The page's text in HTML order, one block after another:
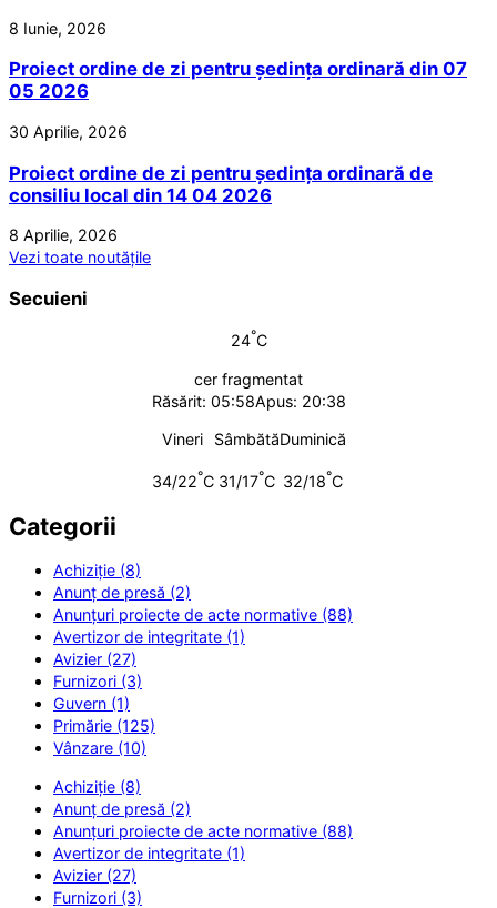
8 Iunie, 2026
Proiect ordine de zi pentru ședința ordinară din 07
05 2026
30 Aprilie, 2026
Proiect ordine de zi pentru ședința ordinară de
consiliu local din 14 04 2026
8 Aprilie, 2026
Vezi toate noutățile
Secuieni
24°C
cer fragmentat
Răsărit: 05:58Apus: 20:38
Vineri
34/22°C
Sâmbătă
31/17°C
Duminică
32/18°C
Categorii
Achiziție (8)
Anunț de presă (2)
Anunțuri proiecte de acte normative (88)
Avertizor de integritate (1)
Avizier (27)
Furnizori (3)
Guvern (1)
Primărie (125)
Vânzare (10)
Achiziție (8)
Anunț de presă (2)
Anunțuri proiecte de acte normative (88)
Avertizor de integritate (1)
Avizier (27)
Furnizori (3)